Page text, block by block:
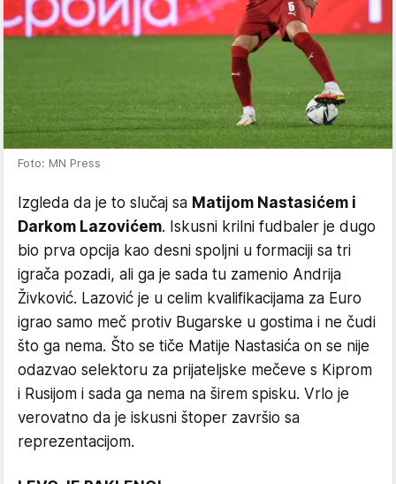
Foto: MN Press
Izgleda da je to slučaj sa Matijom Nastasićem i
Darkom Lazovićem. Iskusni krilni fudbaler je dugo
bio prva opcija kao desni spoljni u formaciji sa tri
igrača pozadi, ali ga je sada tu zamenio Andrija
Živković. Lazović je u celim kvalifikacijama za Euro
igrao samo meč protiv Bugarske u gostima i ne čudi
što ga nema. Što se tiče Matije Nastasića on se nije
odazvao selektoru za prijateljske mečeve s Kiprom
i Rusijom i sada ga nema na širem spisku. Vrlo je
verovatno da je iskusni štoper završio sa
reprezentacijom.